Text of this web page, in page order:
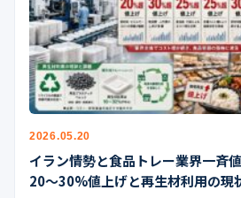
再生原料
梱包資材
イラン情勢まとめ
公式ブログ
会社案内
2026.05.20
イラン情勢と食品トレー業界一斉
20〜30%値上げと再生材利用の現